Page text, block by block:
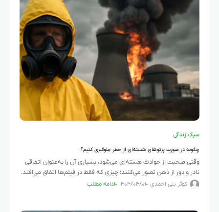
سبک زندگی
چگونه در صورت پرتوهای هسته‌ای از خطر جلوگیری کنیم؟
وقتی صحبت از حوادث هسته‌ای می‌شود، بسیاری آن را به‌عنوان اتفاقی
نادر و دور از ذهن تصور می‌کنند؛ چیزی که فقط در فیلم‌ها اتفاق می‌افتد.
اما اگر احتمال چنین حوادثی
کوثر بنی احمدی ۱۴۰۴/۰۴/۰۱ ادامه مطلب